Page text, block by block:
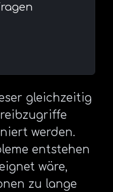
gleichzeitig
werden.
entstehen
wäre,
zu lange